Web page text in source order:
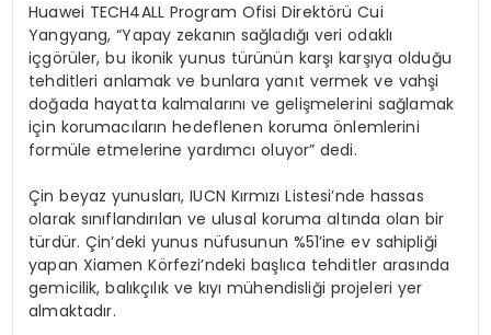
Huawei TECH4ALL Program Ofisi Direktörü Cui
Yangyang, “Yapay zekanın sağladığı veri odaklı
içgörüler, bu ikonik yunus türünün karşı karşıya olduğu
tehditleri anlamak ve bunlara yanıt vermek ve vahşi
doğada hayatta kalmalarını ve gelişmelerini sağlamak
için korumacıların hedeflenen koruma önlemlerini
formüle etmelerine yardımcı oluyor” dedi.
Çin beyaz yunusları, IUCN Kırmızı Listesi’nde hassas
olarak sınıflandırılan ve ulusal koruma altında olan bir
türdür. Çin’deki yunus nüfusunun %51’ine ev sahipliği
yapan Xiamen Körfezi’ndeki başlıca tehditler arasında
gemicilik, balıkçılık ve kıyı mühendisliği projeleri yer
almaktadır.